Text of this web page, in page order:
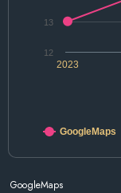
2023
12
13
GoogleMaps
GoogleMaps